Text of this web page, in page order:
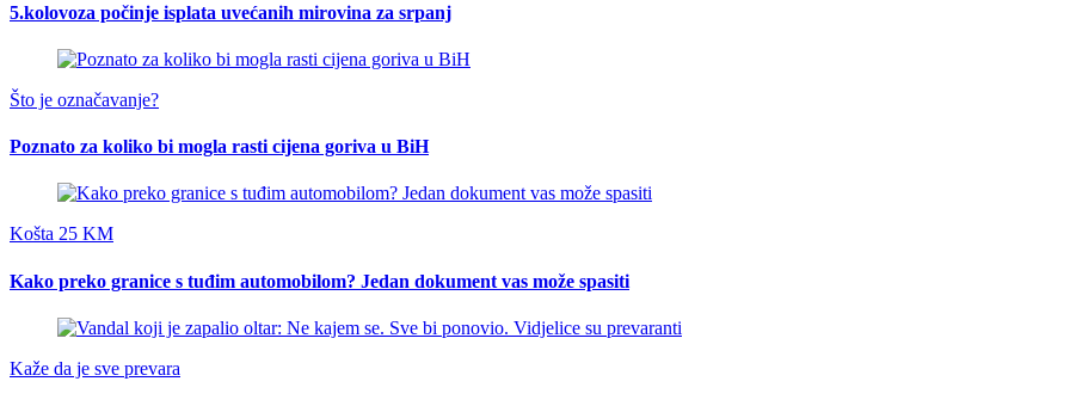
5.kolovoza počinje isplata uvećanih mirovina za srpanj
Što je označavanje?
Poznato za koliko bi mogla rasti cijena goriva u BiH
Košta 25 KM
Kako preko granice s tuđim automobilom? Jedan dokument vas može spasiti
Kaže da je sve prevara